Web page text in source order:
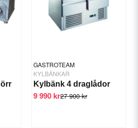
GASTROTEAM
KYLBÄNKAR
Kylbänk 4 draglådor
27 900 kr
9 990 kr
min fråga